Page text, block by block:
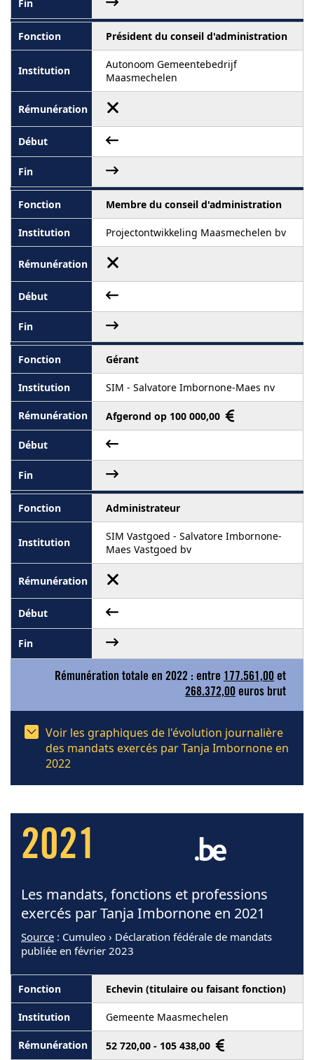
Président du conseil d'administration
Autonoom Gemeentebedrijf
Maasmechelen
Membre du conseil d'administration
Projectontwikkeling Maasmechelen bv
Gérant
SIM - Salvatore Imbornone-Maes nv
Afgerond op 100 000,00
Administrateur
SIM Vastgoed - Salvatore Imbornone-
Maes Vastgoed bv
Rémunération totale en 2022 : entre 177.561,00 et
268.372,00 euros brut
Voir les graphiques de l'évolution journalière
des mandats exercés par Tanja Imbornone en
2022
2021
Les mandats, fonctions et professions
exercés par Tanja Imbornone en 2021
Source : Cumuleo › Déclaration fédérale de mandats
publiée en février 2023
Echevin (titulaire ou faisant fonction)
Gemeente Maasmechelen
52 720,00 - 105 438,00